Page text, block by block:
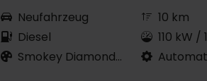
Neufahrzeug
Diesel
Smokey Diamond-Silber...
10 km
110 kW /